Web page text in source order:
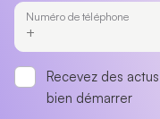
Numéro de téléphone
Recevez des
bien démarrer